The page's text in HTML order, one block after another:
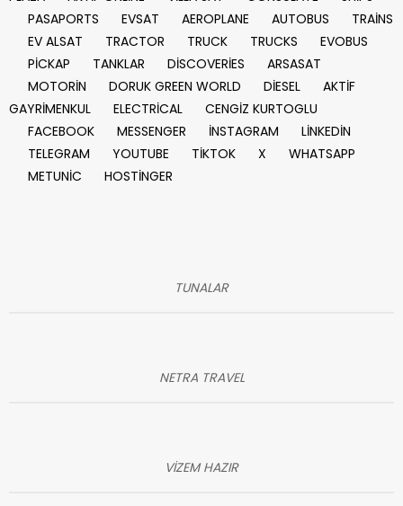
PASAPORTS
EVSAT AEROPLANE AUTOBUS
TRAİNS
EV ALSAT
TRACTOR TRUCK TRUCKS
EVOBUS
PİCKAP
TANKLAR DİSCOVERİES
ARSASAT
MOTORİN
DORUK GREEN WORLD DİESEL
AKTİF
GAYRİMENKUL
ELECTRİCAL
CENGİZ KURTOGLU
FACEBOOK
MESSENGER İNSTAGRAM
LİNKEDİN
TELEGRAM
YOUTUBE TİKTOK X
WHATSAPP
METUNİC
HOSTİNGER
TUNALAR
NETRA TRAVEL
VİZEM HAZIR